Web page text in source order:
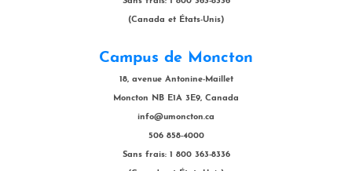
(Canada et États-Unis)
Campus de Moncton
18, avenue Antonine-Maillet
Moncton NB E1A 3E9, Canada
info@umoncton.ca
506 858-4000
Sans frais: 1 800 363-8336